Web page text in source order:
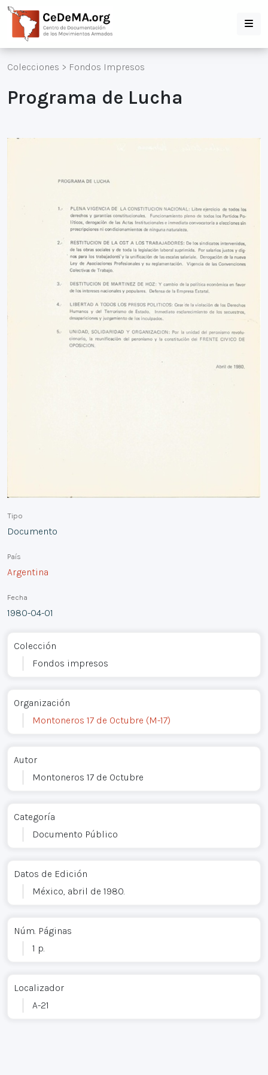
Colecciones > Fondos Impresos
Programa de Lucha
Tipo
Documento
País
Argentina
Fecha
1980-04-01
Colección
Fondos impresos
Organización
Montoneros 17 de Octubre (M-17)
Autor
Montoneros 17 de Octubre
Categoría
Documento Público
Datos de Edición
México, abril de 1980.
Núm. Páginas
1 p.
Localizador
A-21